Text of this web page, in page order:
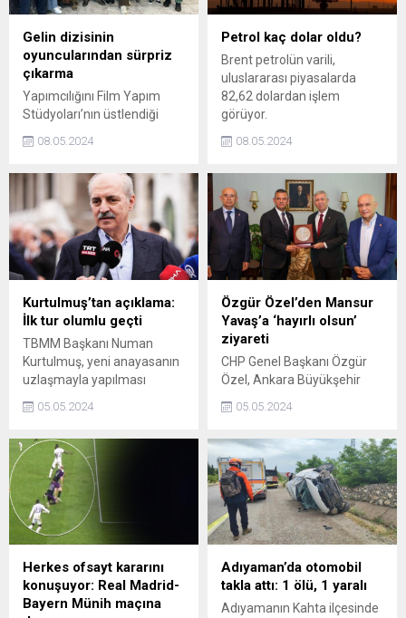
Gelin dizisinin
oyuncularından sürpriz
çıkarma
Yapımcılığını Film Yapım
Stüdyoları’nın üstlendiği
Kanal 7 binasına çıkartma
Yönetim Kurulu Üyesi
Mustafa Çelik’in ev
sahipliğinde gerçekleşen
toplantıda keyifli anlar
yaşandı.
08.05.2024
Petrol kaç dolar oldu?
Brent petrolün varili,
uluslararası piyasalarda
82,62 dolardan işlem
görüyor.
08.05.2024
Kurtulmuş’tan açıklama:
İlk tur olumlu geçti
TBMM Başkanı Numan
Kurtulmuş, yeni anayasanın
uzlaşmayla yapılması
Kurtulmuş, ilk tur
geçtiğini bildirdi.
05.05.2024
Özgür Özel’den Mansur
Yavaş’a ‘hayırlı olsun’
ziyareti
CHP Genel Başkanı Özgür
Özel, Ankara Büyükşehir
Yavaşı Ankara Büyükşehir
05.05.2024
Herkes ofsayt kararını
konuşuyor: Real Madrid-
Bayern Münih maçına
Adıyaman’da otomobil
takla attı: 1 ölü, 1 yaralı
Adıyamanın Kahta ilçesinde